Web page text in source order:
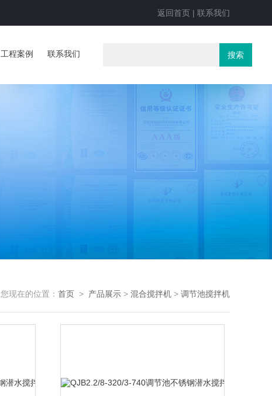
返回首页 | 联系我们
工程案例 联系我们
您现在的位置： 首页 > 产品展示 > 混合搅拌机 > 调节池搅拌机